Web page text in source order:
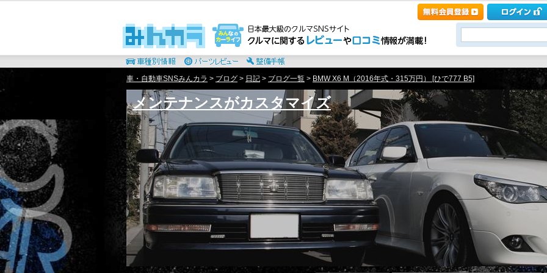
車・自動車SNSみんカラ > ブログ > 日記 > ブログ一覧 > BMW X6 M（2016年式・315万円） [ひで777 B5]
メンテナンスがカスタマイズ